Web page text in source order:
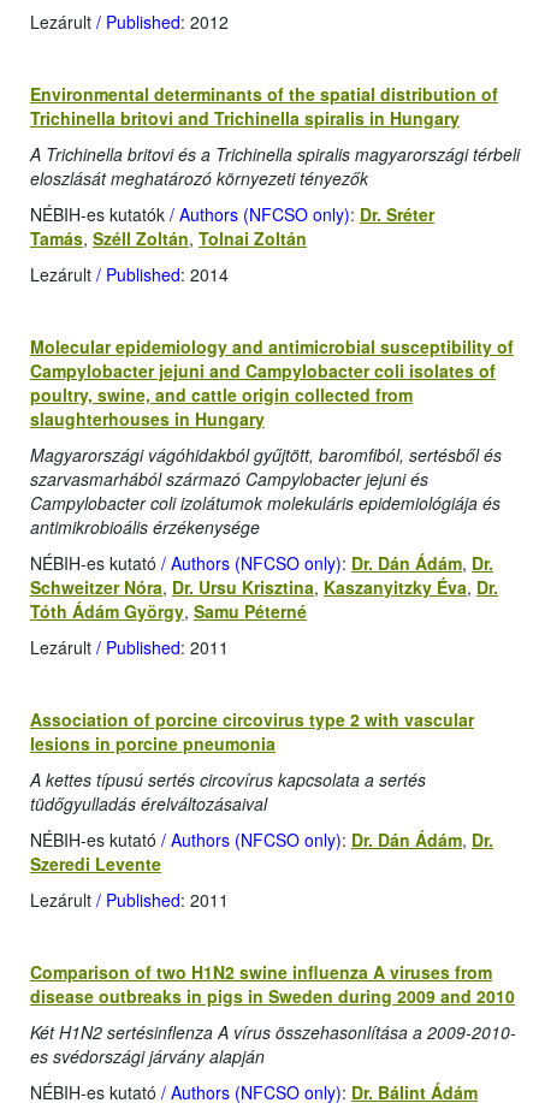
Lezárult / Published: 2012
Environmental determinants of the spatial distribution of
Trichinella britovi and Trichinella spiralis in Hungary
A Trichinella britovi és a Trichinella spiralis magyarországi térbeli
eloszlását meghatározó környezeti tényezők
NÉBIH-es kutatók / Authors (NFCSO only): Dr. Sréter
Tamás, Széll Zoltán, Tolnai Zoltán
Lezárult / Published: 2014
Molecular epidemiology and antimicrobial susceptibility of
Campylobacter jejuni and Campylobacter coli isolates of
poultry, swine, and cattle origin collected from
slaughterhouses in Hungary
Magyarországi vágóhidakból gyűjtött, baromfiból, sertésből és
szarvasmarhából származó Campylobacter jejuni és
Campylobacter coli izolátumok molekuláris epidemiológiája és
antimikrobioális érzékenysége
NÉBIH-es kutató / Authors (NFCSO only): Dr. Dán Ádám, Dr.
Schweitzer Nóra, Dr. Ursu Krisztina, Kaszanyitzky Éva, Dr.
Tóth Ádám György, Samu Péterné
Lezárult / Published: 2011
Association of porcine circovirus type 2 with vascular
lesions in porcine pneumonia
A kettes típusú sertés circovírus kapcsolata a sertés
tüdőgyulladás érelváltozásaival
NÉBIH-es kutató / Authors (NFCSO only): Dr. Dán Ádám, Dr.
Szeredi Levente
Lezárult / Published: 2011
Comparison of two H1N2 swine influenza A viruses from
disease outbreaks in pigs in Sweden during 2009 and 2010
Két H1N2 sertésinflenza A vírus összehasonlítása a 2009-2010-
es svédországi járvány alapján
NÉBIH-es kutató / Authors (NFCSO only): Dr. Bálint Ádám